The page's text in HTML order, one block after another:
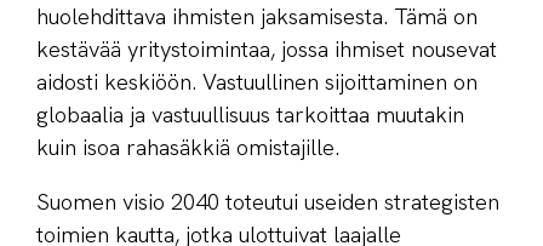
huolehdittava ihmisten jaksamisesta. Tämä on
kestävää yritystoimintaa, jossa ihmiset nousevat
aidosti keskiöön. Vastuullinen sijoittaminen on
globaalia ja vastuullisuus tarkoittaa muutakin
kuin isoa rahasäkkiä omistajille.
Suomen visio 2040 toteutui useiden strategisten
toimien kautta, jotka ulottuivat laajalle